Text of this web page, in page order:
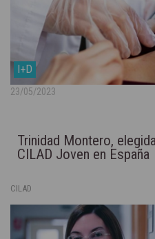
I+D
23/05/2023
Trinidad Montero,
CILAD Joven en España
CILAD